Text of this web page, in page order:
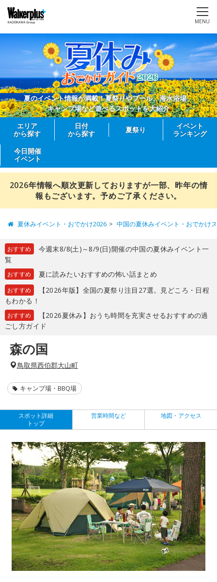
MENU
夏のイベント情報が満載！夏祭りやプール、海水浴場、
キャンプ場など遊べるスポットを大紹介
エリア
から探す
日付
から探す
夏祭り
イベント
ランキング
今日開催
イベント
2026年情報へ順次更新しておりますが一部、昨年の情
報もございます。予めご了承ください。
夏休みイベント・おでかけ2026 中国の夏休みイベント・おでかけ
おすすめ
今週末8/8(土)～8/9(日)開催の中国の夏休みイベント一
覧
おすすめ 夏に読みたいおすすめの怖い話まとめ
おすすめ
【2026年版】全国の夏祭り注目27選。見どころ・日程
もわかる！
おすすめ
【2026夏休み】おうち時間を充実させるおすすめの過
ごし方ガイド
森の国
鳥取県西伯郡大山町
キャンプ場・BBQ場
スポット詳細
トップ
営業時間など 地図・アクセス